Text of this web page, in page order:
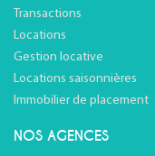
Transactions
Locations
Gestion locative
Locations saisonnières
Immobilier de placement
NOS AGENCES